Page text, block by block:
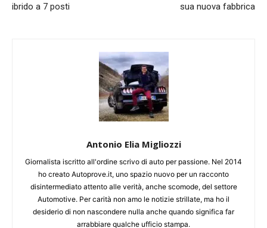
ibrido a 7 posti
sua nuova fabbrica
Antonio Elia Migliozzi
Giornalista iscritto all'ordine scrivo di auto per passione. Nel 2014
ho creato Autoprove.it, uno spazio nuovo per un racconto
disintermediato attento alle verità, anche scomode, del settore
Automotive. Per carità non amo le notizie strillate, ma ho il
desiderio di non nascondere nulla anche quando significa far
arrabbiare qualche ufficio stampa.